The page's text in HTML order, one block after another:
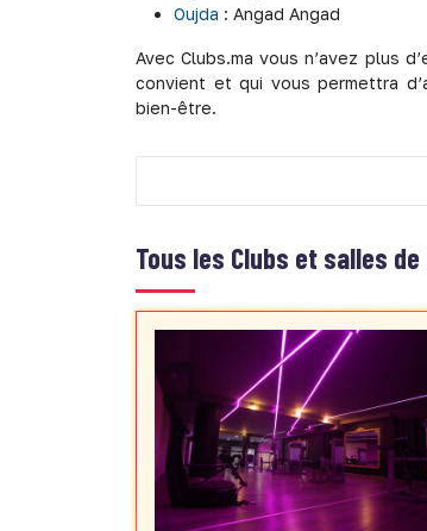
Oujda : Angad Angad
Avec Clubs.ma vous n’avez plus
convient et qui vous permettra
bien-être.
Tous les Clubs et salles